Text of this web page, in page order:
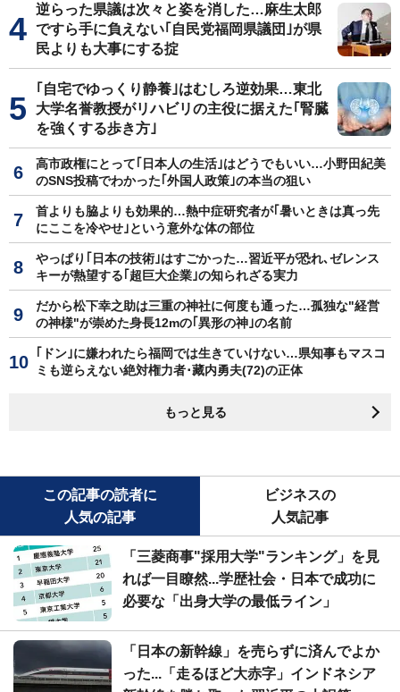
逆らった県議は次々と姿を消した…麻生太郎
ですら手に負えない｢自民党福岡県議団｣が県
民よりも大事にする掟
｢自宅でゆっくり静養｣はむしろ逆効果…東北
大学名誉教授がリハビリの主役に据えた｢腎臓
を強くする歩き方｣
高市政権にとって｢日本人の生活｣はどうでもいい…小野田紀美
のSNS投稿でわかった｢外国人政策｣の本当の狙い
首よりも脇よりも効果的…熱中症研究者が｢暑いときは真っ先
にここを冷やせ｣という意外な体の部位
やっぱり｢日本の技術｣はすごかった…習近平が恐れ､ゼレンス
キーが熱望する｢超巨大企業｣の知られざる実力
だから松下幸之助は三重の神社に何度も通った…孤独な"経営
の神様"が崇めた身長12mの｢異形の神｣の名前
｢ドン｣に嫌われたら福岡では生きていけない…県知事もマスコ
ミも逆らえない絶対権力者･藏内勇夫(72)の正体
もっと見る
この記事の読者に
人気の記事
ビジネスの
人気記事
「三菱商事"採用大学"ランキング」を見
れば一目瞭然...学歴社会・日本で成功に
必要な「出身大学の最低ライン」
「日本の新幹線」を売らずに済んでよか
った...「走るほど大赤字」インドネシア